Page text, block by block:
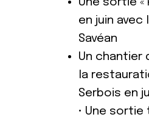
en juin avec
Savéan
Un chantier
la
Serbois en
• Une